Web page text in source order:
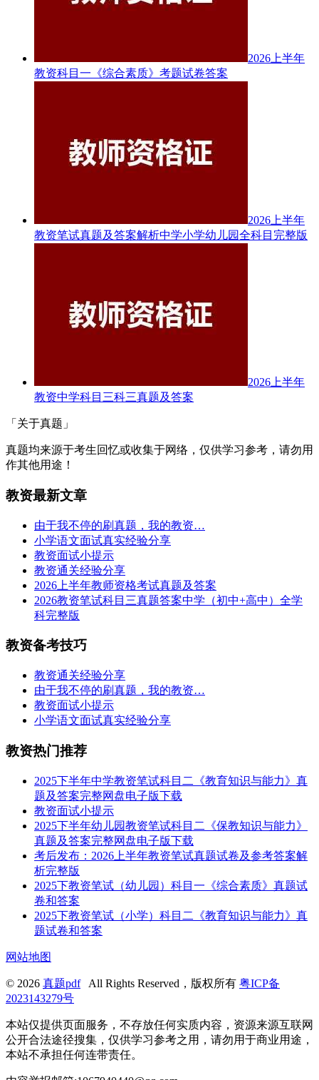
2026上半年
教资科目一《综合素质》考题试卷答案
2026上半年
教资笔试真题及答案解析中学小学幼儿园全科目完整版
2026上半年
教资中学科目三科三真题及答案
「关于真题」
真题均来源于考生回忆或收集于网络，仅供学习参考，请勿用
作其他用途！
教资最新文章
由于我不停的刷真题，我的教资…
小学语文面试真实经验分享
教资面试小提示
教资通关经验分享
2026上半年教师资格考试真题及答案
2026教资笔试科目三真题答案中学（初中+高中）全学
科完整版
教资备考技巧
教资通关经验分享
由于我不停的刷真题，我的教资…
教资面试小提示
小学语文面试真实经验分享
教资热门推荐
2025下半年中学教资笔试科目二《教育知识与能力》真
题及答案完整网盘电子版下载
教资面试小提示
2025下半年幼儿园教资笔试科目二《保教知识与能力》
真题及答案完整网盘电子版下载
考后发布：2026上半年教资笔试真题试卷及参考答案解
析完整版
2025下教资笔试（幼儿园）科目一《综合素质》真题试
卷和答案
2025下教资笔试（小学）科目二《教育知识与能力》真
题试卷和答案
网站地图
© 2026 真题pdfAll Rights Reserved，版权所有 粤ICP备
2023143279号
本站仅提供页面服务，不存放任何实质内容，资源来源互联网
公开合法途径搜集，仅供学习参考之用，请勿用于商业用途，
本站不承担任何连带责任。